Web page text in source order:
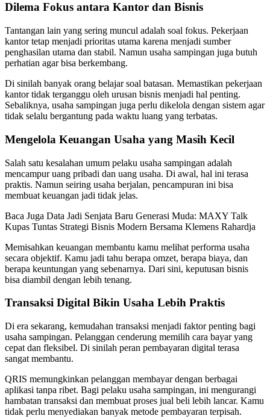
Dilema Fokus antara Kantor dan Bisnis
Tantangan lain yang sering muncul adalah soal fokus. Pekerjaan
kantor tetap menjadi prioritas utama karena menjadi sumber
penghasilan utama dan stabil. Namun usaha sampingan juga butuh
perhatian agar bisa berkembang.
Di sinilah banyak orang belajar soal batasan. Memastikan pekerjaan
kantor tidak terganggu oleh urusan bisnis menjadi hal penting.
Sebaliknya, usaha sampingan juga perlu dikelola dengan sistem agar
tidak selalu bergantung pada waktu luang yang terbatas.
Mengelola Keuangan Usaha yang Masih Kecil
Salah satu kesalahan umum pelaku usaha sampingan adalah
mencampur uang pribadi dan uang usaha. Di awal, hal ini terasa
praktis. Namun seiring usaha berjalan, pencampuran ini bisa
membuat keuangan jadi tidak jelas.
Baca Juga Data Jadi Senjata Baru Generasi Muda: MAXY Talk
Kupas Tuntas Strategi Bisnis Modern Bersama Klemens Rahardja
Memisahkan keuangan membantu kamu melihat performa usaha
secara objektif. Kamu jadi tahu berapa omzet, berapa biaya, dan
berapa keuntungan yang sebenarnya. Dari sini, keputusan bisnis
bisa diambil dengan lebih tenang.
Transaksi Digital Bikin Usaha Lebih Praktis
Di era sekarang, kemudahan transaksi menjadi faktor penting bagi
usaha sampingan. Pelanggan cenderung memilih cara bayar yang
cepat dan fleksibel. Di sinilah peran pembayaran digital terasa
sangat membantu.
QRIS memungkinkan pelanggan membayar dengan berbagai
aplikasi tanpa ribet. Bagi pelaku usaha sampingan, ini mengurangi
hambatan transaksi dan membuat proses jual beli lebih lancar. Kamu
tidak perlu menyediakan banyak metode pembayaran terpisah.